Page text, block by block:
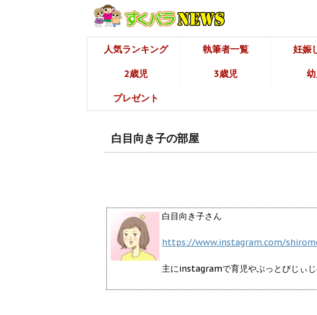
人気ランキング 執筆者一覧 妊娠
2歳児 3歳児
プレゼント
白目向き子の部屋
白目向き子さん
https://www.instagram.com/
主にinstagramで育児やぶっとびじぃじ